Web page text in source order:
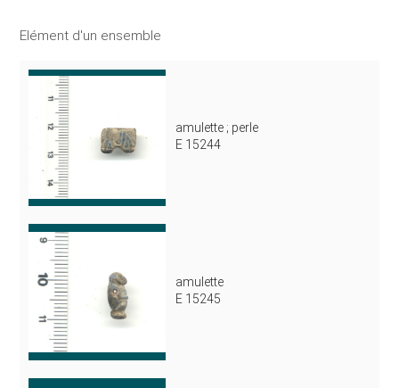
Elément d'un ensemble
amulette ; perle
E 15244
amulette
E 15245